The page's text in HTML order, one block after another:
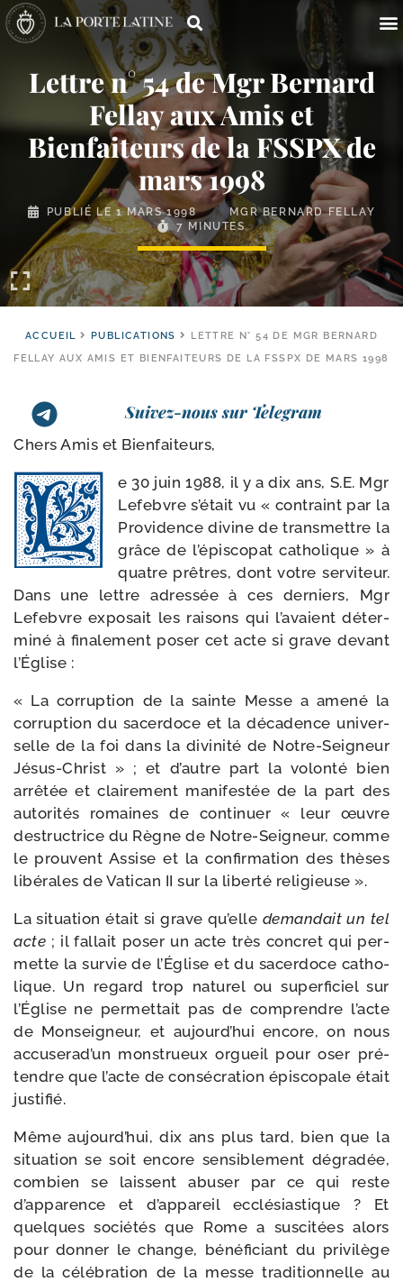
Lettre n° 54 de Mgr Bernard
Fellay aux Amis et
Bienfaiteurs de la FSSPX de
mars 1998
PUBLIÉ LE1 MARS 1998
MGR BERNARD FELLAY
7 MINUTES
ACCUEIL PUBLICATIONS
LETTRE N° 54 DE MGR BERNARD
FELLAY AUX AMIS ET BIENFAITEURS DE LA FSSPX DE MARS 1998
Suivez-nous sur Telegram
Chers Amis et Bienfaiteurs,
e 30 juin 1988, il y a dix ans, S.E. Mgr
Lefebvre s’était vu « contraint par la
Providence divine de trans­mettre la
grâce de l’épiscopat catho­lique » à
quatre prêtres, dont votre ser­vi­teur.
Dans une lettre adres­sée à ces der­niers, Mgr
Lefebvre expo­sait les rai­sons qui l’avaient déter­
mi­né à fina­le­ment poser cet acte si grave devant
l’Église :
« La cor­rup­tion de la sainte Messe a ame­né la
cor­rup­tion du sacer­doce et la déca­dence uni­ver­
selle de la foi dans la divi­ni­té de Notre-​Seigneur
Jésus-​Christ » ; et d’autre part la volon­té bien
arrê­tée et clai­re­ment mani­fes­tée de la part des
auto­ri­tés romaines de conti­nuer « leur œuvre
des­truc­trice du Règne de Notre-​Seigneur, comme
le prouvent Assise et la confir­ma­tion des thèses
libé­rales de Vatican II sur la liber­té religieuse ».
La situa­tion était si grave qu’elle deman­dait un tel
acte ; il fal­lait poser un acte très concret qui per­
mette la sur­vie de l’Église et du sacer­doce catho­
lique. Un regard trop natu­rel ou super­fi­ciel sur
l’Église ne per­met­tait pas de com­prendre l’acte
de Monseigneur, et aujourd’hui encore, on nous
accuserad’un mons­trueux orgueil pour oser pré­
tendre que l’acte de consé­cra­tion épis­co­pale était
justifié.
Même aujourd’hui, dix ans plus tard, bien que la
situa­tion se soit encore sen­si­ble­ment dégra­dée,
com­bien se laissent abu­ser par ce qui reste
d’apparence et d’appareil ecclé­sias­tique ? Et
quelques socié­tés que Rome a sus­ci­tées alors
pour don­ner le change, béné­fi­ciant du pri­vi­lège
de la célé­bra­tion de la messe tra­di­tion­nelle au